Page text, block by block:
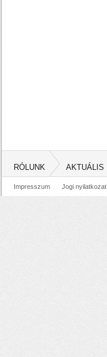
RÓLUNK AKTUÁLIS
Impresszum Jogi nyilatkozat